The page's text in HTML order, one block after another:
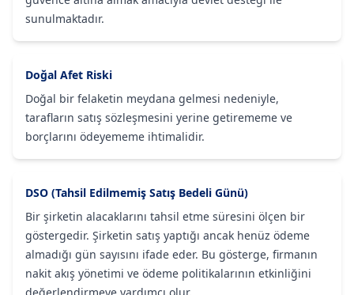
sunulmaktadır.
Doğal Afet Riski
Doğal bir felaketin meydana gelmesi nedeniyle,
tarafların satış sözleşmesini yerine getirememe ve
borçlarını ödeyememe ihtimalidir.
DSO (Tahsil Edilmemiş Satış Bedeli Günü)
Bir şirketin alacaklarını tahsil etme süresini ölçen bir
göstergedir. Şirketin satış yaptığı ancak henüz ödeme
almadığı gün sayısını ifade eder. Bu gösterge, firmanın
nakit akış yönetimi ve ödeme politikalarının etkinliğini